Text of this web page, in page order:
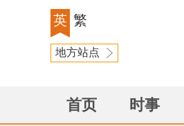
英 繁
地方站点
首页 时事